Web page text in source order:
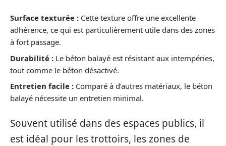
Surface texturée : Cette texture offre une excellente
adhérence, ce qui est particulièrement utile dans des zones
à fort passage.
Durabilité : Le béton balayé est résistant aux intempéries,
tout comme le béton désactivé.
Entretien facile : Comparé à d’autres matériaux, le béton
balayé nécessite un entretien minimal.
Souvent utilisé dans des espaces publics, il
est idéal pour les trottoirs, les zones de